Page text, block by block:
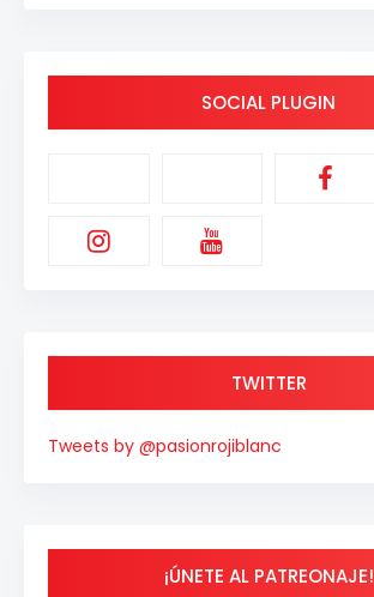
SOCIAL PLUGIN
TWITTER
Tweets by @pasionrojiblanc
¡ÚNETE AL PATREONAJE!